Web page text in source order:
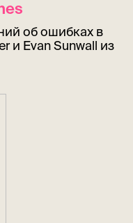
об ошибках в
и Evan Sunwall из